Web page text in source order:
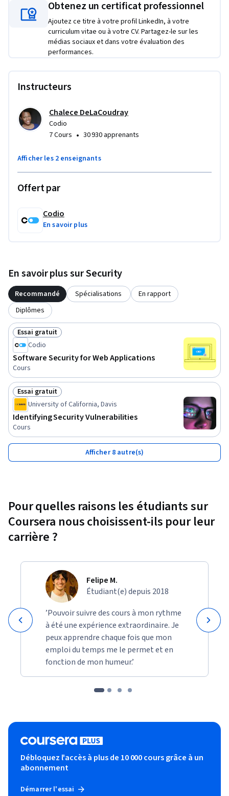
Obtenez un certificat professionnel
Ajoutez ce titre à votre profil LinkedIn, à votre
curriculum vitae ou à votre CV. Partagez-le sur les
médias sociaux et dans votre évaluation des
performances.
Instructeurs
Chalece DeLaCoudray
Codio
7 Cours • 30 930 apprenants
Afficher les 2 enseignants
Offert par
Codio
En savoir plus
En savoir plus sur Security
Recommandé Spécialisations
En rapport
Diplômes
Statut : Essai gratuit
Essai gratuit
Codio
Software Security for Web Applications
Cours
Statut : Essai gratuit
Essai gratuit
University of California, Davis
Identifying Security Vulnerabilities
Cours
Afficher 8 autre(s)
Pour quelles raisons les étudiants sur
Coursera nous choisissent-ils pour leur
carrière ?
Felipe M.
Étudiant(e) depuis 2018
’Pouvoir suivre des cours à mon rythme
à été une expérience extraordinaire. Je
peux apprendre chaque fois que mon
emploi du temps me le permet et en
fonction de mon humeur.’
Débloquez l'accès à plus de 10 000 cours grâce à un
abonnement
Démarrer l'essai